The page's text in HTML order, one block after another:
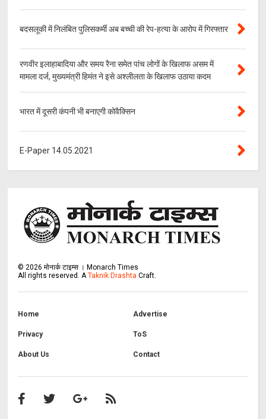
बदसलूकी में निलंबित पुलिसकर्मी अब बच्ची की रेप-हत्या के आरोप में गिरफ्तार
रणवीर इलाहाबादिया और समय रैना समेत पांच लोगों के खिलाफ असम में
मामला दर्ज, मुख्यमंत्री हिमंत ने इसे अश्लीलता के खिलाफ उठाया कदम
भारत में दूसरी कंपनी भी बनाएगी कोवैक्सिन
E-Paper 14.05.2021
©2026 मोनार्क टाइम्स । Monarch Times
All rights reserved. ATaknik Drashta Craft.
Home Advertise
Privacy ToS
About Us Contact